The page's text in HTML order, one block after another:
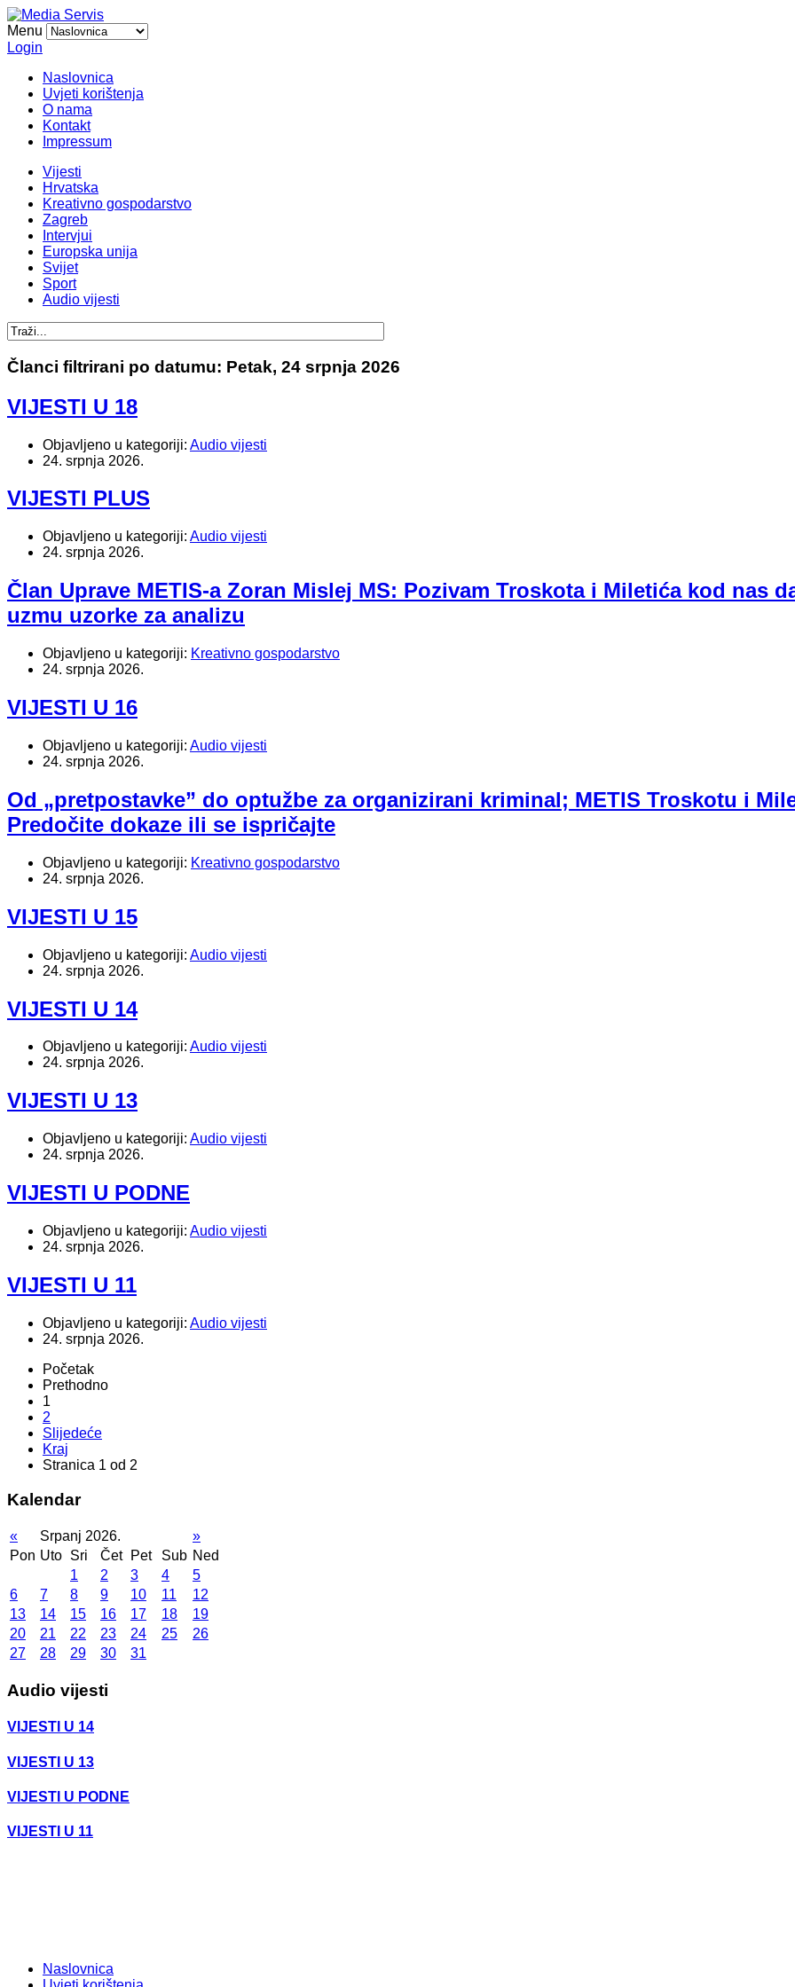
Menu
Login
Naslovnica
Uvjeti korištenja
O nama
Kontakt
Impressum
Vijesti
Hrvatska
Kreativno gospodarstvo
Zagreb
Intervjui
Europska unija
Svijet
Sport
Audio vijesti
Članci filtrirani po datumu: Petak, 24 srpnja 2026
VIJESTI U 18
Objavljeno u kategoriji: Audio vijesti
24. srpnja 2026.
VIJESTI PLUS
Objavljeno u kategoriji: Audio vijesti
24. srpnja 2026.
Član Uprave METIS-a Zoran Mislej MS: Pozivam Troskota i Miletića kod nas
uzmu uzorke za analizu
Objavljeno u kategoriji: Kreativno gospodarstvo
24. srpnja 2026.
VIJESTI U 16
Objavljeno u kategoriji: Audio vijesti
24. srpnja 2026.
Od „pretpostavke” do optužbe za organizirani kriminal; METIS Troskotu i
Predočite dokaze ili se ispričajte
Objavljeno u kategoriji: Kreativno gospodarstvo
24. srpnja 2026.
VIJESTI U 15
Objavljeno u kategoriji: Audio vijesti
24. srpnja 2026.
VIJESTI U 14
Objavljeno u kategoriji: Audio vijesti
24. srpnja 2026.
VIJESTI U 13
Objavljeno u kategoriji: Audio vijesti
24. srpnja 2026.
VIJESTI U PODNE
Objavljeno u kategoriji: Audio vijesti
24. srpnja 2026.
VIJESTI U 11
Objavljeno u kategoriji: Audio vijesti
24. srpnja 2026.
Početak
Prethodno
1
2
Slijedeće
Kraj
Stranica 1 od 2
Kalendar
« Srpanj 2026.
»
Pon Uto Sri Čet Pet Sub Ned
1
2 3 4
5
6
7 8 9 10 11
12
13
14 15 16 17 18
19
20
21 22 23 24 25
26
27
28 29 30 31
Audio vijesti
VIJESTI U 14
VIJESTI U 13
VIJESTI U PODNE
VIJESTI U 11
Naslovnica